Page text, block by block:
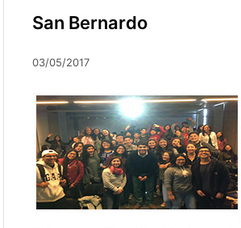
San Bernardo
03/05/2017